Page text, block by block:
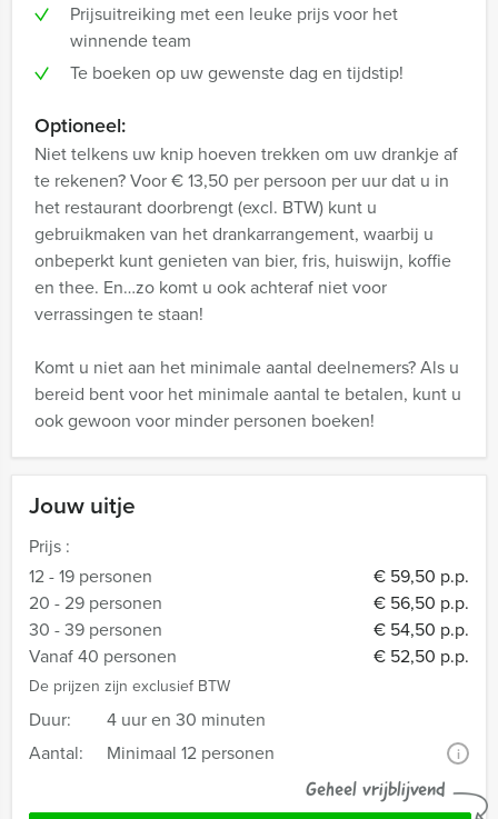
Jouw uitje
Prijs :
12 - 19 personen
€ 59,50 p.p.
20 - 29 personen
€ 56,50 p.p.
30 - 39 personen
€ 54,50 p.p.
Vanaf 40 personen
€ 52,50 p.p.
De prijzen zijn exclusief BTW
Duur:
4 uur en 30 minuten
Aantal:
Minimaal 12 personen i
Geheel vrijblijvend
Prijsuitreiking met een leuke prijs voor het
winnende team
Te boeken op uw gewenste dag en tijdstip!
Optioneel:
Niet telkens uw knip hoeven trekken om uw drankje af
te rekenen? Voor € 13,50 per persoon per uur dat u in
het restaurant doorbrengt (excl. BTW) kunt u
gebruikmaken van het drankarrangement, waarbij u
onbeperkt kunt genieten van bier, fris, huiswijn, koffie
en thee. En…zo komt u ook achteraf niet voor
verrassingen te staan!
Komt u niet aan het minimale aantal deelnemers? Als u
bereid bent voor het minimale aantal te betalen, kunt u
ook gewoon voor minder personen boeken!